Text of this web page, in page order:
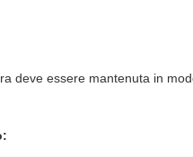
deve essere mantenuta in